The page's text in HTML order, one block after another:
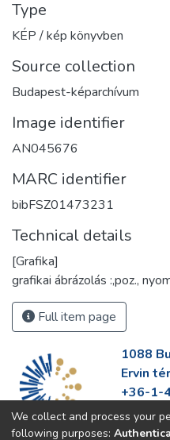
Type
KÉP / kép könyvben
Source collection
Budapest-képarchívum
Image identifier
AN045676
MARC identifier
bibFSZ01473231
Technical details
[Grafika]
grafikai ábrázolás :,poz.,
Full item page
1088
Ervin
+36-1-
https://
We collect and process your
following purposes: